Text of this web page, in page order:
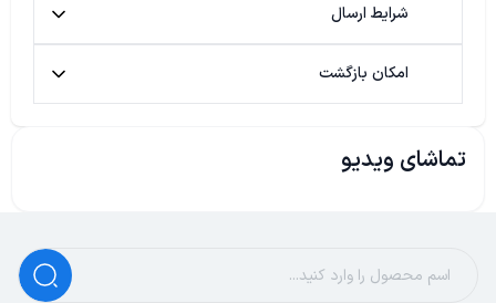
شرایط ارسال
امکان بازگشت
تماشای ویدیو